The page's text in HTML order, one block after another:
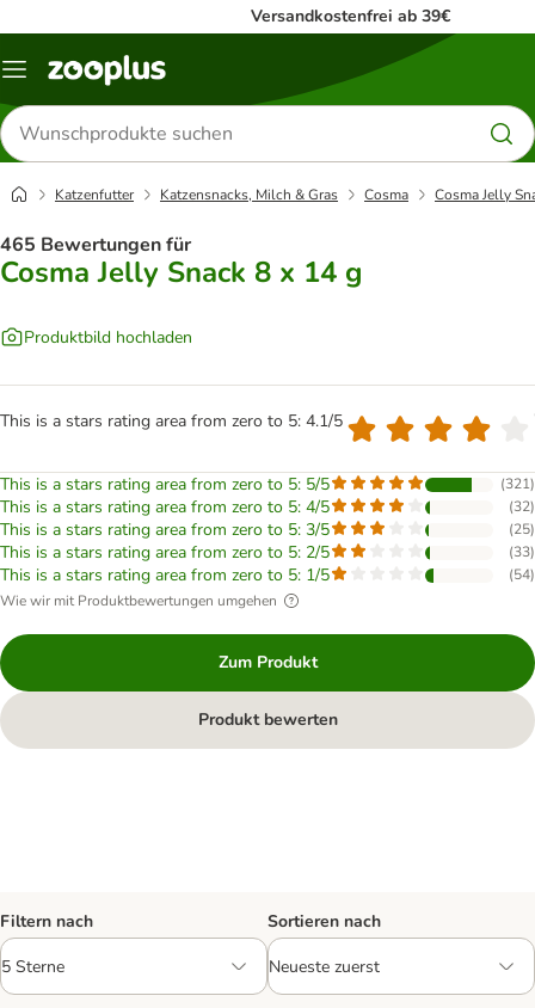
Versandkostenfrei ab 39€
Menü
Produkte
suchen
Katzenfutter Katzensnacks, Milch & Gras Cosma Cosma Jelly
465 Bewertungen für
Cosma Jelly Snack 8 x 14 g
Produktbild hochladen
This is a stars rating area from zero to 5: 4.1/5
This is a stars rating area from zero to 5: 5/5 (321)
This is a stars rating area from zero to 5: 4/5 (32)
This is a stars rating area from zero to 5: 3/5 (25)
This is a stars rating area from zero to 5: 2/5 (33)
This is a stars rating area from zero to 5: 1/5 (54)
Wie wir mit Produktbewertungen umgehen
Zum Produkt
Produkt bewerten
Filtern nach Sortieren nach